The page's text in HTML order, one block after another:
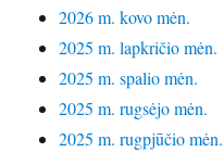
2026 m. kovo mėn.
2025 m. lapkričio mėn.
2025 m. spalio mėn.
2025 m. rugsėjo mėn.
2025 m. rugpjūčio mėn.